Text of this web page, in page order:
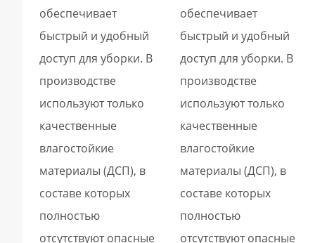
обеспечивает
быстрый и удобный
доступ для уборки. В
производстве
используют только
качественные
влагостойкие
материалы (ДСП), в
составе которых
полностью
отсутствуют опасные
обеспечивает
быстрый и удобный
доступ для уборки. В
производстве
используют только
качественные
влагостойкие
материалы (ДСП), в
составе которых
полностью
отсутствуют опасные